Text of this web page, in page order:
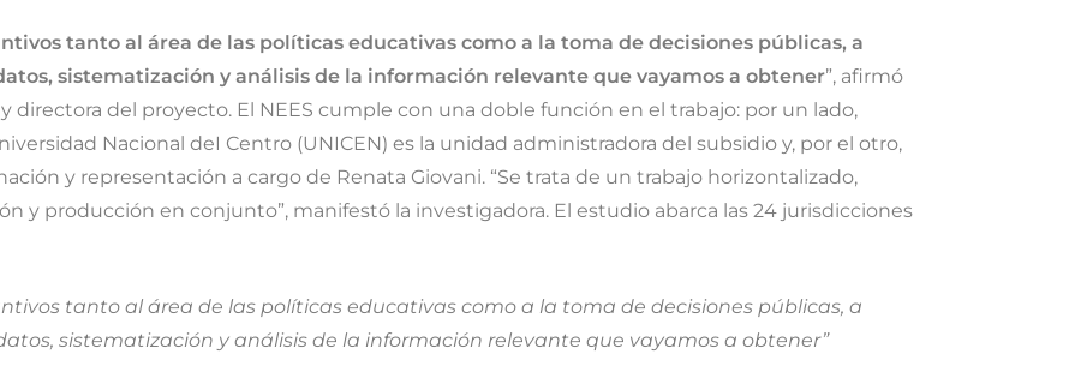
tanto al área de las políticas educativas como a la toma de decisiones públicas, a
sistematización y análisis de la información relevante que vayamos a obtener”, afirmó
directora del proyecto. El NEES cumple con una doble función en el trabajo: por un lado,
Nacional deI Centro (UNICEN) es la unidad administradora del subsidio y, por el otro,
y representación a cargo de Renata Giovani. “Se trata de un trabajo horizontalizado,
y producción en conjunto”, manifestó la investigadora. El estudio abarca las 24 jurisdicciones
tanto al área de las políticas educativas como a la toma de decisiones públicas, a
sistematización y análisis de la información relevante que vayamos a obtener”